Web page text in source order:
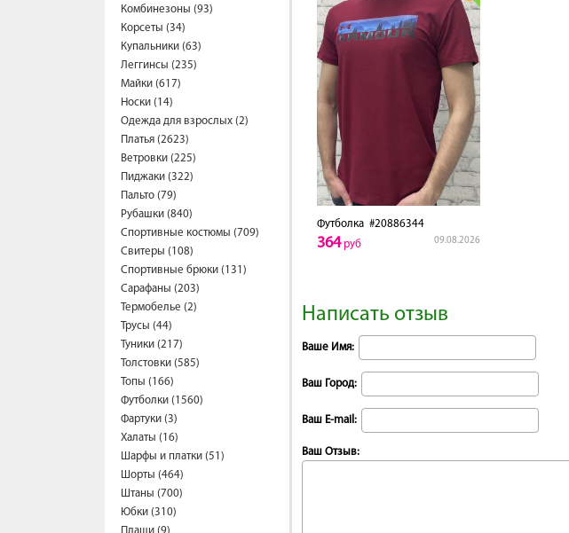
Комбинезоны (93)
Корсеты (34)
Купальники (63)
Леггинсы (235)
Майки (617)
Носки (14)
Одежда для взрослых (2)
Платья (2623)
Ветровки (225)
Пиджаки (322)
Пальто (79)
Рубашки (840)
Спортивные костюмы (709)
Свитеры (108)
Спортивные брюки (131)
Сарафаны (203)
Термобелье (2)
Трусы (44)
Туники (217)
Толстовки (585)
Топы (166)
Футболки (1560)
Фартуки (3)
Халаты (16)
Шарфы и платки (51)
Шорты (464)
Штаны (700)
Юбки (310)
Футболка #20886344
09.08.2026
364руб
Написать отзыв
Ваше Имя:
Ваш Город:
Ваш E-mail:
Ваш Отзыв: